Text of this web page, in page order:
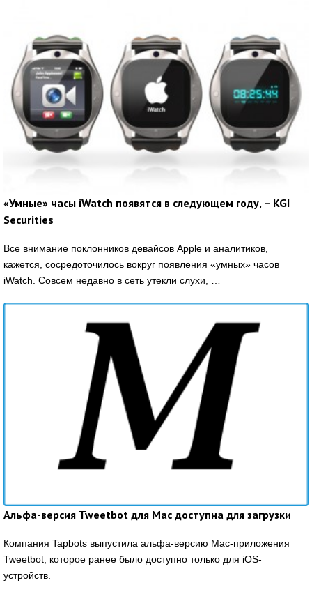
«Умные» часы iWatch появятся в следующем году, – KGI
Securities
Все внимание поклонников девайсов Apple и аналитиков,
кажется, сосредоточилось вокруг появления «умных» часов
iWatch. Совсем недавно в сеть утекли слухи, …
Альфа-версия Tweetbot для Mac доступна для загрузки
Компания Tapbots выпустила альфа-версию Mac-приложения
Tweetbot, которое ранее было доступно только для iOS-
устройств.